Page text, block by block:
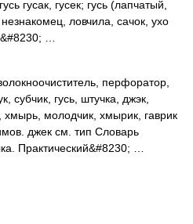
гусак, гусек; гусь (лапчатый,
ловчила, сачок, ухо
…
перфоратор,
субчик, гусь, штучка, джэк,
хмырь, молодчик, хмырик, гаврик
джек см. тип Словарь
Практический&#8230; …